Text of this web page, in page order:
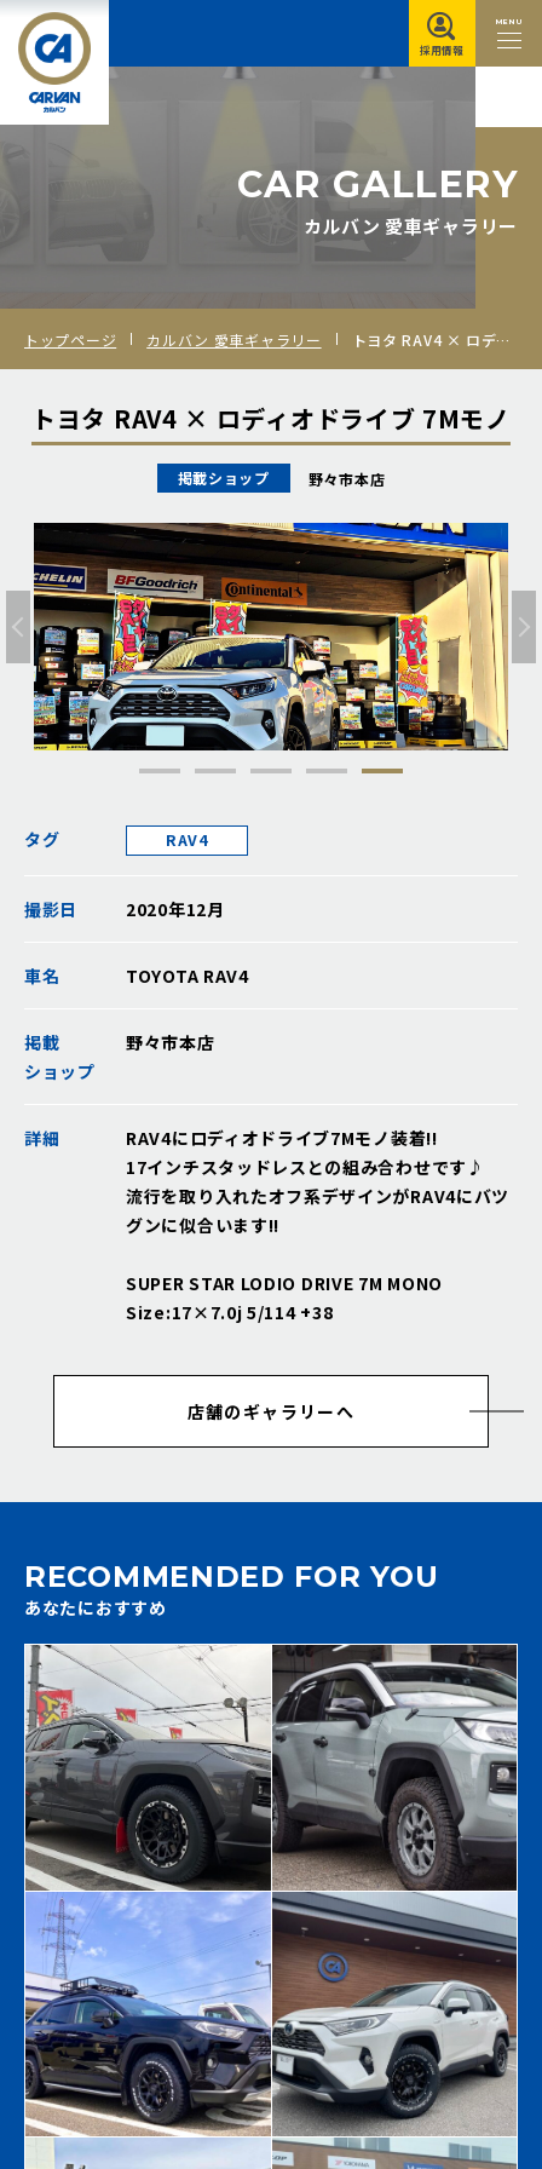
MENU
採用情報
CAR GALLERY
カルバン 愛車ギャラリー
トップページ カルバン 愛車ギャラリー トヨタ RAV4 × ロディオドライブ 7Mモノ
トヨタ RAV4 × ロディオドライブ 7Mモノ
掲載ショップ 野々市本店
タグ RAV4
撮影日 2020年12月
車名 TOYOTA RAV4
掲載
ショップ
野々市本店
詳細
RAV4にロディオドライブ7Mモノ装着!!
17インチスタッドレスとの組み合わせです♪
流行を取り入れたオフ系デザインがRAV4にバツ
グンに似合います!!
SUPER STAR LODIO DRIVE 7M MONO
Size:17×7.0j 5/114 +38
店舗のギャラリーへ
RECOMMENDED FOR YOU
あなたにおすすめ